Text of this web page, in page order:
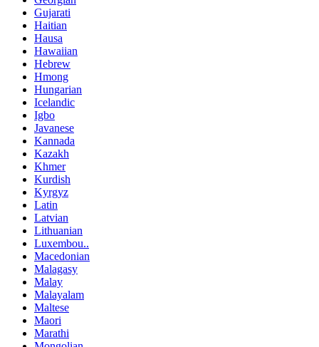
Gujarati
Haitian
Hausa
Hawaiian
Hebrew
Hmong
Hungarian
Icelandic
Igbo
Javanese
Kannada
Kazakh
Khmer
Kurdish
Kyrgyz
Latin
Latvian
Lithuanian
Luxembou..
Macedonian
Malagasy
Malay
Malayalam
Maltese
Maori
Marathi